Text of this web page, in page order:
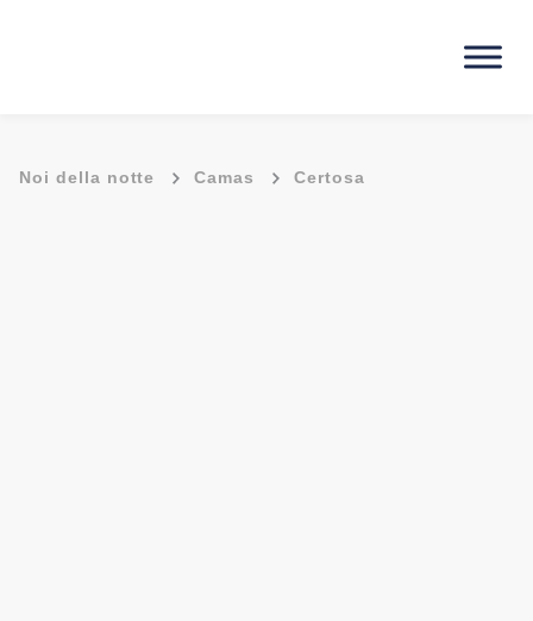
Noi della notte - Camas - Certosa